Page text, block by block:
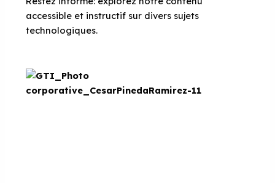
accessible et instructif sur divers sujets
technologiques.